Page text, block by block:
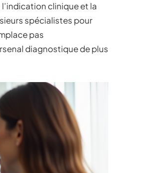
clinique et la
spécialistes pour
pas
diagnostique de plus